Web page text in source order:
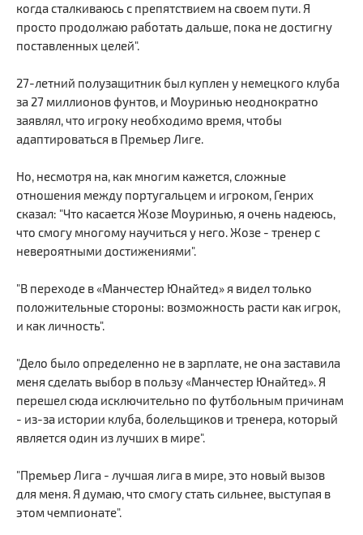
когда сталкиваюсь с препятствием на своем пути. Я
просто продолжаю работать дальше, пока не достигну
поставленных целей".
27-летний полузащитник был куплен у немецкого клуба
за 27 миллионов фунтов, и Моуринью неоднократно
заявлял, что игроку необходимо время, чтобы
адаптироваться в Премьер Лиге.
Но, несмотря на, как многим кажется, сложные
отношения между португальцем и игроком, Генрих
сказал: "Что касается Жозе Моуринью, я очень надеюсь,
что смогу многому научиться у него. Жозе - тренер с
невероятными достижениями".
"В переходе в «Манчестер Юнайтед» я видел только
положительные стороны: возможность расти как игрок,
и как личность".
"Дело было определенно не в зарплате, не она заставила
меня сделать выбор в пользу «Манчестер Юнайтед». Я
перешел сюда исключительно по футбольным причинам
- из-за истории клуба, болельщиков и тренера, который
является один из лучших в мире".
"Премьер Лига - лучшая лига в мире, это новый вызов
для меня. Я думаю, что смогу стать сильнее, выступая в
этом чемпионате".